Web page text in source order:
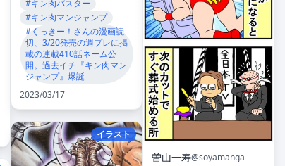
#キン肉バスター
#キン肉マンジャンプ
#くっきー！さんの漫画読
切、3/20発売の週プレに掲
載の連載410話ネーム公
開。過去イチ『キン肉マン
ジャンプ』爆誕
2023/03/17
イラスト
曽山一寿@soyamanga